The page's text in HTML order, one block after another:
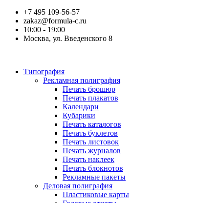
+7 495 109-56-57
zakaz@formula-c.ru
10:00 - 19:00
Москва, ул. Введенского 8
Типография
Рекламная полиграфия
Печать брошюр
Печать плакатов
Календари
Кубарики
Печать каталогов
Печать буклетов
Печать листовок
Печать журналов
Печать наклеек
Печать блокнотов
Рекламные пакеты
Деловая полиграфия
Пластиковые карты